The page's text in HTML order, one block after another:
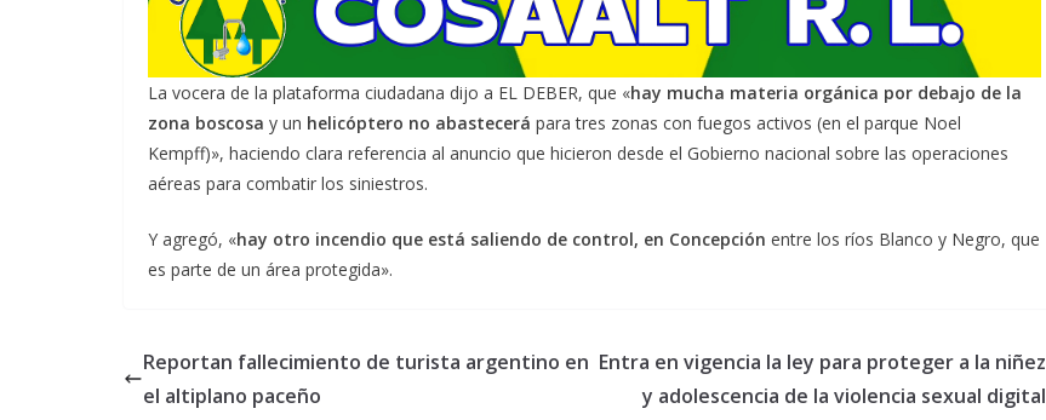
La vocera de la plataforma ciudadana dijo a EL DEBER, que «hay mucha materia orgánica por debajo de la
zona boscosa y un helicóptero no abastecerá para tres zonas con fuegos activos (en el parque Noel
Kempff)», haciendo clara referencia al anuncio que hicieron desde el Gobierno nacional sobre las operaciones
aéreas para combatir los siniestros.
Y agregó, «hay otro incendio que está saliendo de control, en Concepción entre los ríos Blanco y Negro, que
es parte de un área protegida».
Reportan fallecimiento de turista argentino en
el altiplano paceño
Entra en vigencia la ley para proteger a la niñez
y adolescencia de la violencia sexual digital